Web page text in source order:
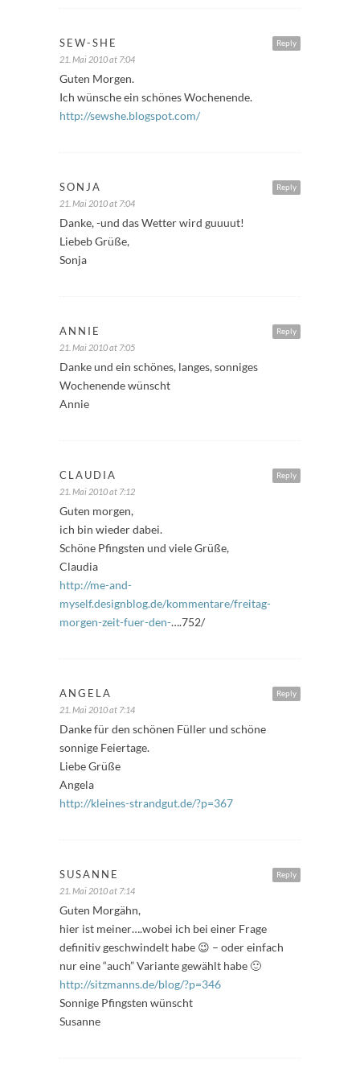
Reply
SEW-SHE
21. Mai 2010 at 7:04
Guten Morgen.
Ich wünsche ein schönes Wochenende.
http://sewshe.blogspot.com/
Reply
SONJA
21. Mai 2010 at 7:04
Danke, -und das Wetter wird guuuut!
Liebeb Grüße,
Sonja
Reply
ANNIE
21. Mai 2010 at 7:05
Danke und ein schönes, langes, sonniges
Wochenende wünscht
Annie
Reply
CLAUDIA
21. Mai 2010 at 7:12
Guten morgen,
ich bin wieder dabei.
Schöne Pfingsten und viele Grüße,
Claudia
http://me-and-
myself.designblog.de/kommentare/freitag-
morgen-zeit-fuer-den-….752/
Reply
ANGELA
21. Mai 2010 at 7:14
Danke für den schönen Füller und schöne
sonnige Feiertage.
Liebe Grüße
Angela
http://kleines-strandgut.de/?p=367
Reply
SUSANNE
21. Mai 2010 at 7:14
Guten Morgähn,
hier ist meiner….wobei ich bei einer Frage
definitiv geschwindelt habe 😉 – oder einfach
nur eine “auch” Variante gewählt habe 🙂
http://sitzmanns.de/blog/?p=346
Sonnige Pfingsten wünscht
Susanne